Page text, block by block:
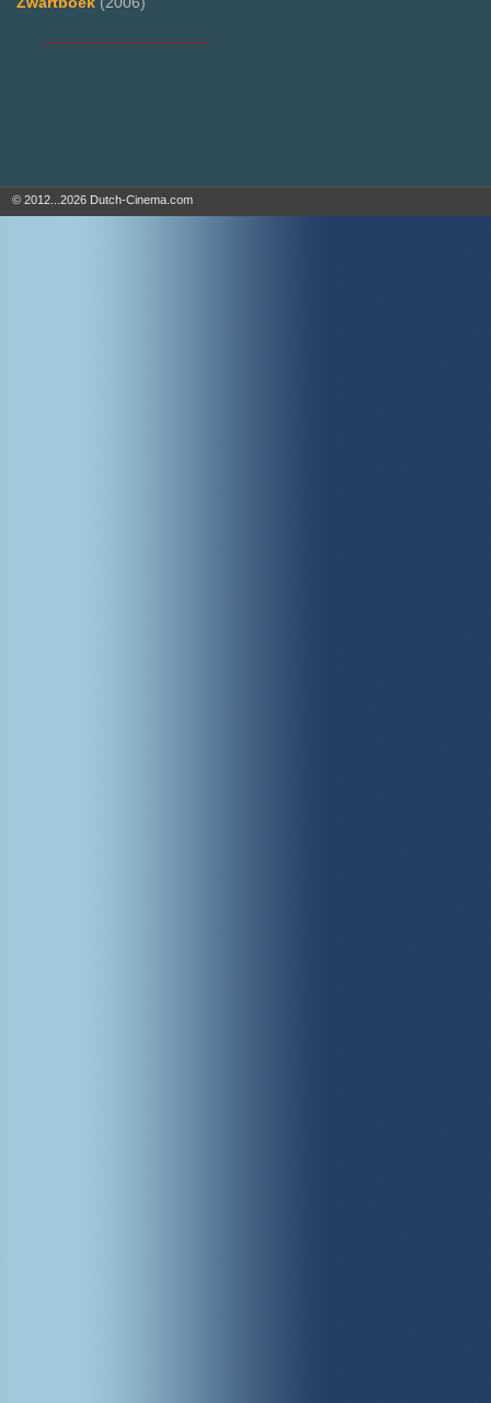
© 2012...2026 Dutch-Cinema.com